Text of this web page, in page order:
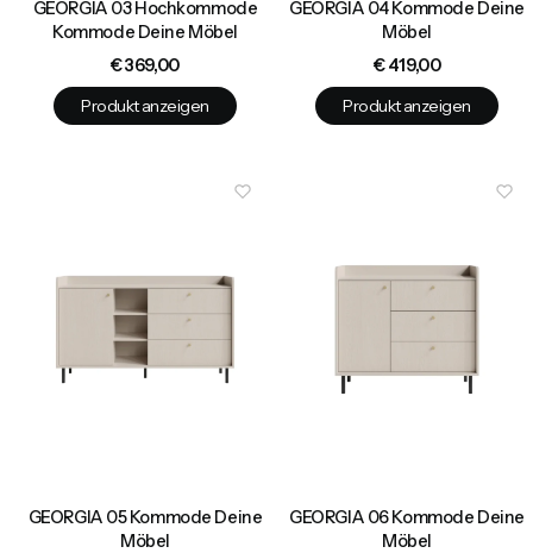
GEORGIA 03 Hochkommode
Kommode Deine Möbel
Preis
€ 369,00
Produkt anzeigen
GEORGIA 04 Kommode Deine
Möbel
Preis
€ 419,00
Produkt anzeigen
GEORGIA 05 Kommode Deine
Möbel
GEORGIA 06 Kommode Deine
Möbel